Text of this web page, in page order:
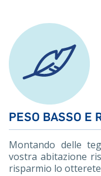
PESO BASSO E
Montando delle
vostra abitazione
risparmio lo